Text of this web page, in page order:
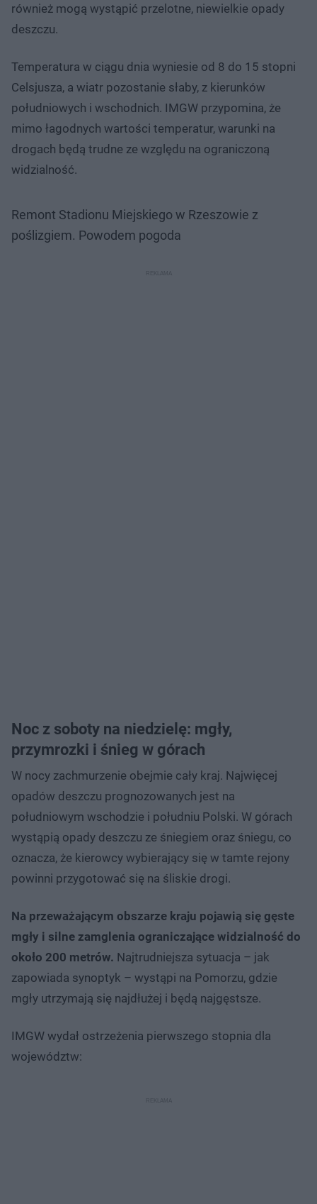
również mogą wystąpić przelotne, niewielkie opady
deszczu.
Temperatura w ciągu dnia wyniesie od 8 do 15 stopni
Celsjusza, a wiatr pozostanie słaby, z kierunków
południowych i wschodnich. IMGW przypomina, że
mimo łagodnych wartości temperatur, warunki na
drogach będą trudne ze względu na ograniczoną
widzialność.
Remont Stadionu Miejskiego w Rzeszowie z
poślizgiem. Powodem pogoda
Noc z soboty na niedzielę: mgły,
przymrozki i śnieg w górach
W nocy zachmurzenie obejmie cały kraj. Najwięcej
opadów deszczu prognozowanych jest na
południowym wschodzie i południu Polski. W górach
wystąpią opady deszczu ze śniegiem oraz śniegu, co
oznacza, że kierowcy wybierający się w tamte rejony
powinni przygotować się na śliskie drogi.
Na przeważającym obszarze kraju pojawią się gęste
mgły i silne zamglenia ograniczające widzialność do
około 200 metrów. Najtrudniejsza sytuacja – jak
zapowiada synoptyk – wystąpi na Pomorzu, gdzie
mgły utrzymają się najdłużej i będą najgęstsze.
IMGW wydał ostrzeżenia pierwszego stopnia dla
województw: